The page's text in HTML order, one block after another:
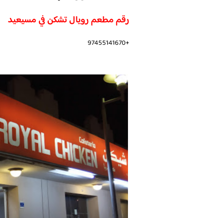
رقم مطعم رويال تشكن في مسيعيد
+97455141670